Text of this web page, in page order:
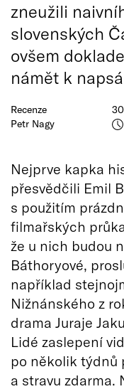
Recenze
Petr Nagy
zneužili
slovenských
ovšem
námět k
Nejprve kapka
přesvědčili Emil
s použitím
filmařských
že u nich budou
Báthoryové,
například
Nižnánského z
drama Juraje
Lidé zaslepení
po několik týdnů
a stravu zdarma.